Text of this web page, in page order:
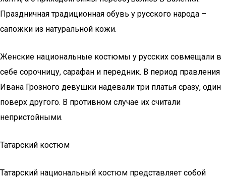
Праздничная традиционная обувь у русского народа –
сапожки из натуральной кожи.
Женские национальные костюмы у русских совмещали в
себе сорочницу, сарафан и передник. В период правления
Ивана Грозного девушки надевали три платья сразу, один
поверх другого. В противном случае их считали
непристойными.
Татарский костюм
Татарский национальный костюм представляет собой